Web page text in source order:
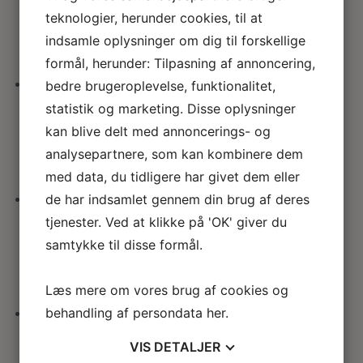
54.00kr.
Fransk pokalvase
29.00
Fransk krukke på søjle
Urne krukke m låg
teknologier, herunder cookies, til at
indsamle oplysninger om dig til forskellige
formål, herunder: Tilpasning af annoncering,
bedre brugeroplevelse, funktionalitet,
statistik og marketing. Disse oplysninger
kan blive delt med annoncerings- og
analysepartnere, som kan kombinere dem
med data, du tidligere har givet dem eller
de har indsamlet gennem din brug af deres
tjenester. Ved at klikke på 'OK' giver du
samtykke til disse formål.
Læs mere om vores brug af cookies og
behandling af persondata her.
VIS DETALJER